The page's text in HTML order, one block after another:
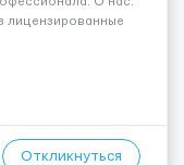
лицензированные
сделок по чётким
Откликнуться